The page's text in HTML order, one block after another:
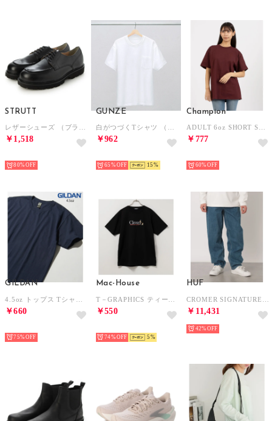
STRUTT
￥1,518
80%
GUNZE
￥962
65% 15
Champion
￥777
60%
GILDAN
￥660
75%
Mac-House
￥550
74% 5
HUF
￥11,431
42%